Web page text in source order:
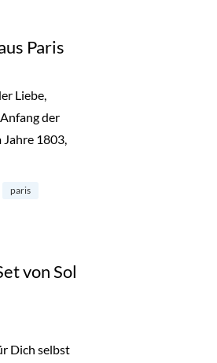
Paris
Liebe,
der
1803,
Buly – Luxuspflege aus Paris“
paris
von Sol
Dich selbst